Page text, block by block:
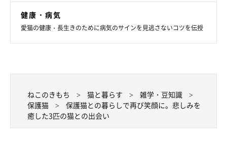
す」
お母さん。風ちゃんは、猫と暮らす楽しさや喜びを、お母さんに
健康・病気
愛猫の健康・長生きのために病気のサインを見逃さないコツを伝授
ねこのきもち 猫と暮らす
雑学・豆知識
保護猫
保護猫との暮らしで再び笑顔に。悲しみを
癒した3匹の猫との出会い